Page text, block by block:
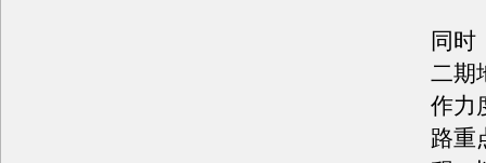
同时
二期
作力
路重